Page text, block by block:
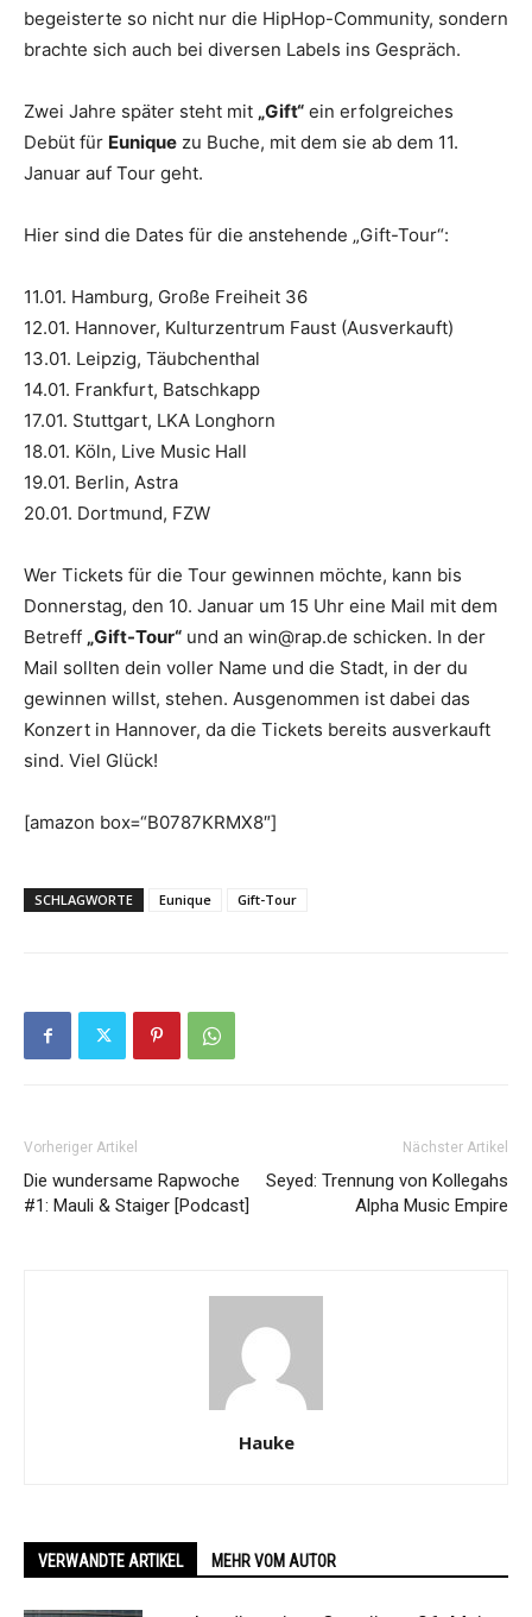
begeisterte so nicht nur die HipHop-Community, sondern
brachte sich auch bei diversen Labels ins Gespräch.
Zwei Jahre später steht mit „Gift“ ein erfolgreiches
Debüt für Eunique zu Buche, mit dem sie ab dem 11.
Januar auf Tour geht.
Hier sind die Dates für die anstehende „Gift-Tour“:
11.01. Hamburg, Große Freiheit 36
12.01. Hannover, Kulturzentrum Faust (Ausverkauft)
13.01. Leipzig, Täubchenthal
14.01. Frankfurt, Batschkapp
17.01. Stuttgart, LKA Longhorn
18.01. Köln, Live Music Hall
19.01. Berlin, Astra
20.01. Dortmund, FZW
Wer Tickets für die Tour gewinnen möchte, kann bis
Donnerstag, den 10. Januar um 15 Uhr eine Mail mit dem
Betreff „Gift-Tour“ und an win@rap.de schicken. In der
Mail sollten dein voller Name und die Stadt, in der du
gewinnen willst, stehen. Ausgenommen ist dabei das
Konzert in Hannover, da die Tickets bereits ausverkauft
sind. Viel Glück!
[amazon box=“B0787KRMX8″]
SCHLAGWORTE Eunique Gift-Tour
Vorheriger Artikel
Die wundersame Rapwoche
#1: Mauli & Staiger [Podcast]
Nächster Artikel
Seyed: Trennung von Kollegahs
Alpha Music Empire
Hauke
VERWANDTE ARTIKEL MEHR VOM AUTOR